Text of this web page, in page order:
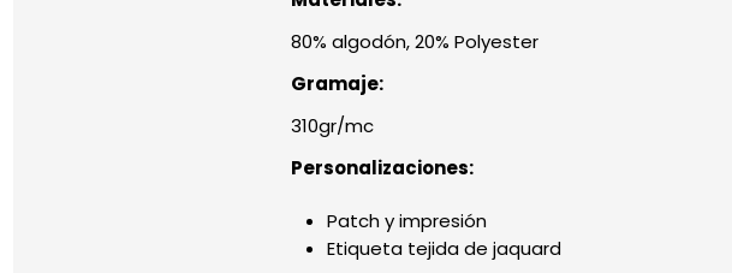
80% algodón, 20% Polyester
Gramaje:
310gr/mc
Personalizaciones:
Patch y impresión
Etiqueta tejida de jaquard